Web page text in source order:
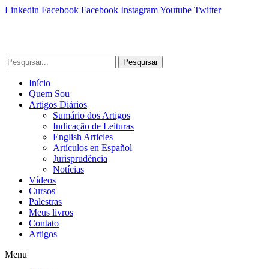
Linkedin Facebook Facebook InstagramYoutube Twitter
Pesquisar
Início
Quem Sou
Artigos Diários
Sumário dos Artigos
Indicação de Leituras
English Articles
Artículos en Español
Jurisprudência
Notícias
Vídeos
Cursos
Palestras
Meus livros
Contato
Artigos
Menu